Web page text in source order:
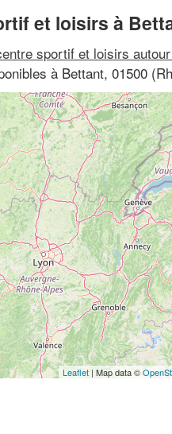
et loisirs à
sportif et loisirs
à Bettant, 01500
Leaflet | Map data ©